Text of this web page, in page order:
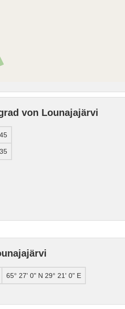
von Lounajajärvi
65° 27' 0" N 29° 21' 0" E